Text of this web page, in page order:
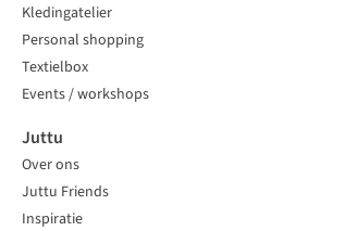
Kledingatelier
Personal shopping
Textielbox
Events / workshops
Juttu
Over ons
Juttu Friends
Inspiratie